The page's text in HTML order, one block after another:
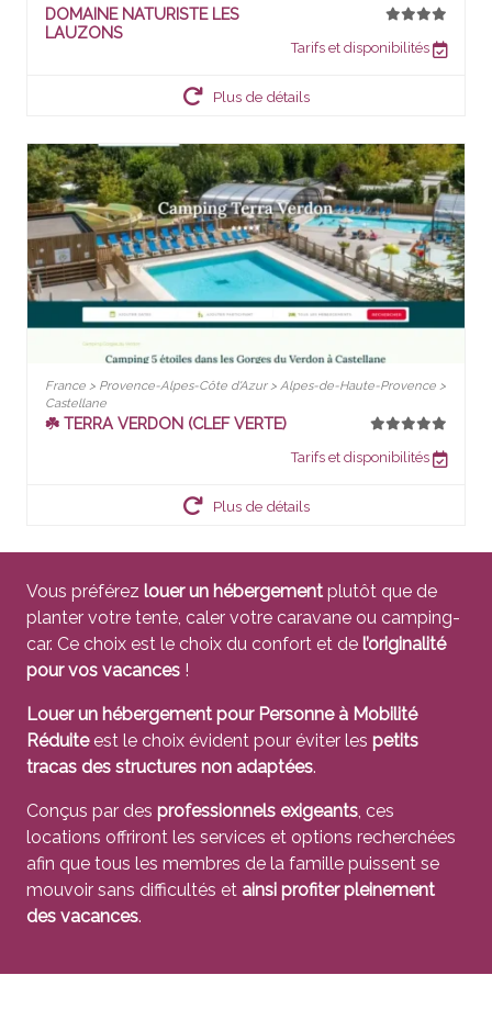
DOMAINE NATURISTE LES
LAUZONS
Tarifs et disponibilités
Plus de détails
France > Provence-Alpes-Côte d'Azur > Alpes-de-Haute-Provence >
Castellane
☘️ TERRA VERDON (CLEF VERTE)
Tarifs et disponibilités
Plus de détails
Vous préférez louer un hébergement plutôt que de
planter votre tente, caler votre caravane ou camping-
car. Ce choix est le choix du confort et de l’originalité
pour vos vacances !
Louer un hébergement pour Personne à Mobilité
Réduiteest le choix évident pour éviter les petits
tracas des structures non adaptées.
Conçus par des professionnels exigeants, ces
locations offriront les services et options recherchées
afin que tous les membres de la famille puissent se
mouvoir sans difficultés et ainsi profiter pleinement
des vacances.